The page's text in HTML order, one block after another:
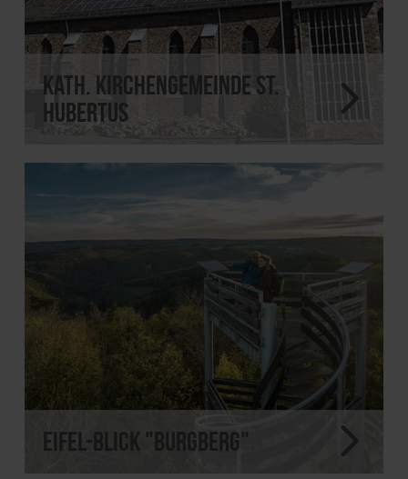
Kath. Kirchengemeinde St.
Hubertus
Eifel-Blick "Burgberg"